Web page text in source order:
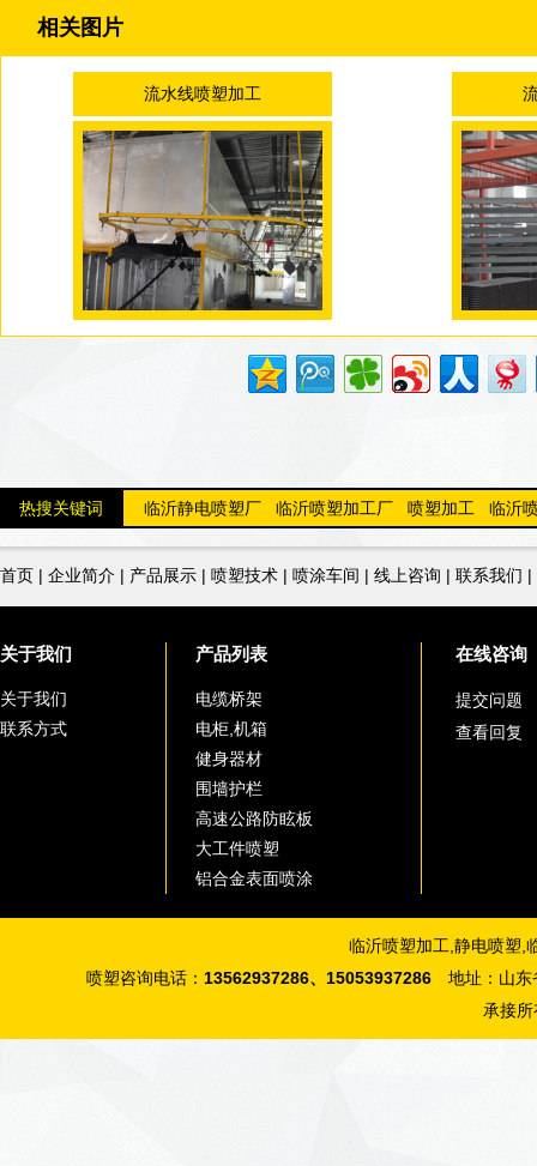
相关图片
流水线喷塑加工
热搜关键词 临沂静电喷塑厂 临沂喷塑加工厂 喷塑加工 临沂
首页 | 企业简介 | 产品展示 | 喷塑技术 | 喷涂车间 | 线上咨询 | 联系我们 |
关于我们
关于我们
联系方式
产品列表
电缆桥架
电柜,机箱
健身器材
围墙护栏
高速公路防眩板
大工件喷塑
铝合金表面喷涂
在线咨询
提交问题
查看回复
临沂喷塑加工 ,静电喷塑 ,
喷塑咨询电话： 13562937286、15053937286 地址：山东
承接